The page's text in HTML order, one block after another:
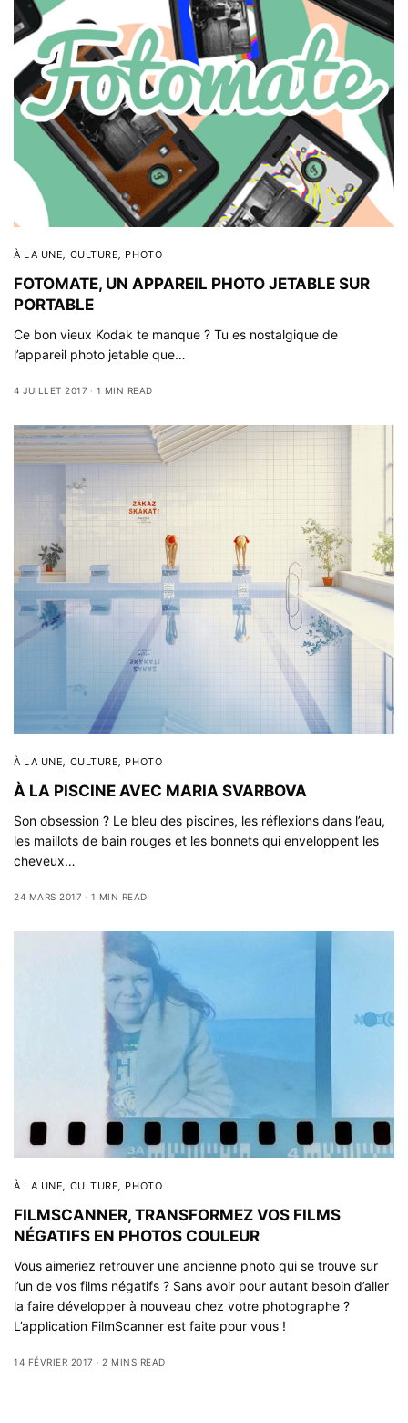
À LA UNE, CULTURE, PHOTO
FOTOMATE, UN APPAREIL PHOTO JETABLE SUR
PORTABLE
Ce bon vieux Kodak te manque ? Tu es nostalgique de
l’appareil photo jetable que…
4 JUILLET 2017 1 MIN READ
À LA UNE, CULTURE, PHOTO
À LA PISCINE AVEC MARIA SVARBOVA
Son obsession ? Le bleu des piscines, les réflexions dans l’eau,
les maillots de bain rouges et les bonnets qui enveloppent les
cheveux…
24 MARS 2017 1 MIN READ
À LA UNE CULTURE PHOTO
FILMSCANNER, TRANSFORMEZ VOS FILMS
NÉGATIFS EN PHOTOS COULEUR
Vous aimeriez retrouver une ancienne photo qui se trouve sur
l’un de vos films négatifs ? Sans avoir pour autant besoin d’aller
la faire développer à nouveau chez votre photographe ?
L’application FilmScanner est faite pour vous !
14 FÉVRIER 2017 2 MINS READ